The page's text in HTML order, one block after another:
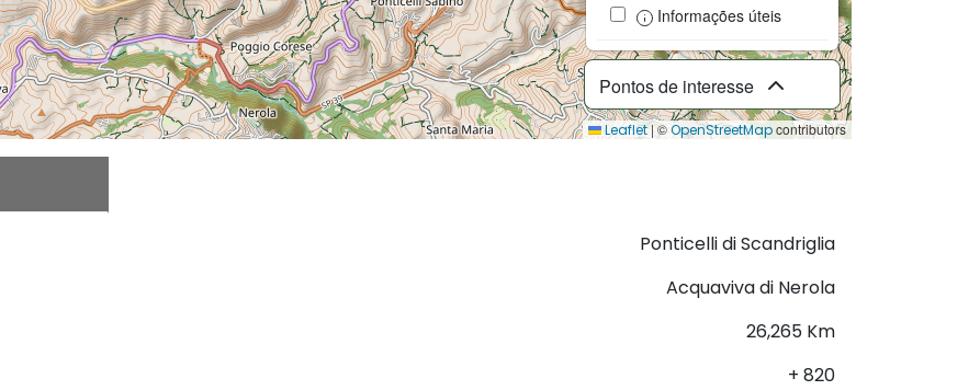
Pontos de interesse
Informações úteis
Leaflet|©OpenStreetMapcontributors
Ponticelli di Scandriglia
Acquaviva di Nerola
26,265 Km
+ 820